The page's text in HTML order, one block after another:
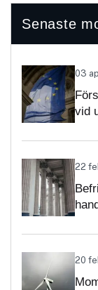
Senaste
03
vid
22
20